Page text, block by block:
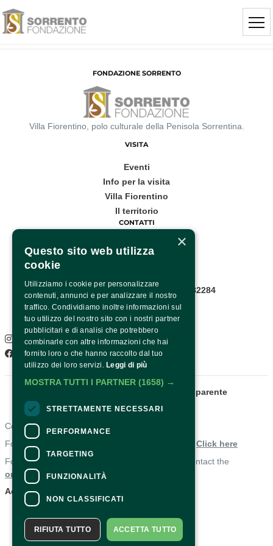
FONDAZIONE SORRENTO
Villa Fiorentino, polo culturale della Penisola Sorrentina.
VISITA
Eventi
Info per la visita
Villa Fiorentino
Il territorio
CONTATTI
Corso Italia, 53
Infopoint WhatsApp: +39 081 8782284
Pagina contatti
SOCIAL
Instagram
Facebook
Amministrazione trasparente
Contacts
For information and support in purchasing tickets Click here
For information on the program and the event, contact the
organizer
Accessibility statement
×
Questo sito web utilizza
cookie
Utilizziamo i cookie per personalizzare
contenuti, annunci e per analizzare il nostro
traffico. Condividiamo inoltre informazioni sul
tuo utilizzo del nostro sito con i nostri partner
pubblicitari e di analisi che potrebbero
combinarle con altre informazioni che hai
fornito loro o che hanno raccolto dal tuo
utilizzo dei loro servizi. Leggi di più
MOSTRA TUTTI I PARTNER (1658) →
STRETTAMENTE NECESSARI
PERFORMANCE
TARGETING
FUNZIONALITÀ
NON CLASSIFICATI
ACCETTA TUTTO
RIFIUTA TUTTO